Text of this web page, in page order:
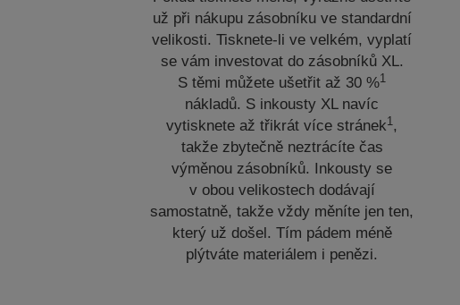
už při nákupu zásobníku ve standardní
velikosti. Tisknete-li ve velkém, vyplatí
se vám investovat do zásobníků XL.
S těmi můžete ušetřit až 30 %1
nákladů. S inkousty XL navíc
vytisknete až třikrát více stránek1 ,
takže zbytečně neztrácíte čas
výměnou zásobníků. Inkousty se
v obou velikostech dodávají
samostatně, takže vždy měníte jen ten,
který už došel. Tím pádem méně
plýtváte materiálem i penězi.